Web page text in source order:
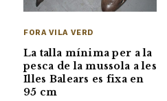
FORA VILA VERD
La talla mínima per a la
pesca de la mussola a les
Illes Balears es fixa en
95 cm